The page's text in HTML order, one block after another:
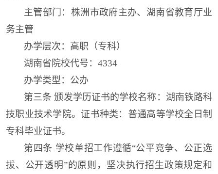
主管部门：株洲市政府主办、湖南省教育厅业
务主管
办学层次：高职 （专科）
湖南省院校代号：4334
办学类型：公办
第三条颁发学历证书的学校名称 ： 湖南铁路科
技职业技术学院。 证书种类： 普通高等学校全日制
专科毕业证书。
第四条 学校单招工作遵循“公平竞争、公正选
拔、公开透明”的原则 ，坚决执行招生政策规定和